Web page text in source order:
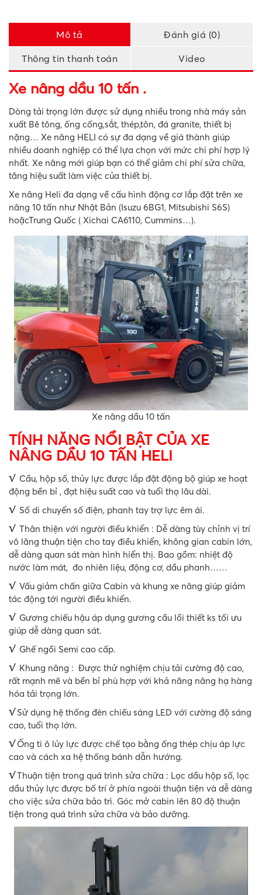
Mô tả Đánh giá (0)
Thông tin thanh toán Video
Xe nâng dầu 10 tấn .
Dòng tải trọng lớn được sử dụng nhiều trong nhà máy sản
xuất Bê tông, ống cống,sắt, thép,tôn, đá granite, thiết bị
nặng… Xe nâng HELI có sự đa dạng về giá thành giúp
nhiều doanh nghiệp có thể lựa chọn với mức chi phí hợp lý
nhất. Xe nâng mới giúp bạn có thể giảm chi phí sửa chữa,
tăng hiệu suất làm việc của thiết bị.
Xe nâng Heli đa dạng về cấu hình động cơ lắp đặt trên xe
nâng 10 tấn như Nhật Bản (Isuzu 6BG1, Mitsubishi S6S)
hoặcTrung Quốc ( Xichai CA6110, Cummins…).
Xe nâng dầu 10 tấn
TÍNH NĂNG NỔI BẬT CỦA XE
NÂNG DẦU 10 TẤN HELI
√ Cầu, hộp số, thủy lực được lắp đặt động bộ giúp xe hoạt
động bền bỉ , đạt hiệu suất cao và tuổi thọ lâu dài.
√ Số di chuyển số điện, phanh tay trợ lực êm ái.
√ Thân thiện với người điều khiển : Dễ dàng tùy chỉnh vị trí
vô lăng thuận tiện cho tay điều khiển, không gian cabin lớn,
dễ dàng quan sát màn hình hiển thị. Bao gồm: nhiệt độ
nước làm mát, đo nhiên liệu, động cơ, dầu phanh……
√ Vấu giảm chấn giữa Cabin và khung xe nâng giúp giảm
tác động tới người điều khiển.
√ Gương chiếu hậu áp dụng gương cầu lồi thiết ks tối ưu
giúp dễ dàng quan sát.
√ Ghế ngồi Semi cao cấp.
√ Khung nâng : Được thử nghiệm chịu tải cường độ cao,
rất mạnh mẽ và bền bỉ phù hợp với khả năng nâng hạ hàng
hóa tải trọng lớn.
√Sử dụng hệ thống đèn chiếu sáng LED với cường độ sáng
cao, tuổi thọ lớn.
√Ống ti ô lủy lực được chế tạo bằng ống thép chịu áp lực
cao và cách xa hệ thống bánh dẫn hướng.
√Thuận tiện trong quá trình sửa chữa : Lọc dầu hộp số, lọc
dầu thủy lực được bố trí ở phía ngoài thuận tiện và dễ dàng
cho việc sửa chữa bảo trì. Góc mở cabin lên 80 độ thuận
tiện trong quá trình sửa chữa và bảo dưỡng.